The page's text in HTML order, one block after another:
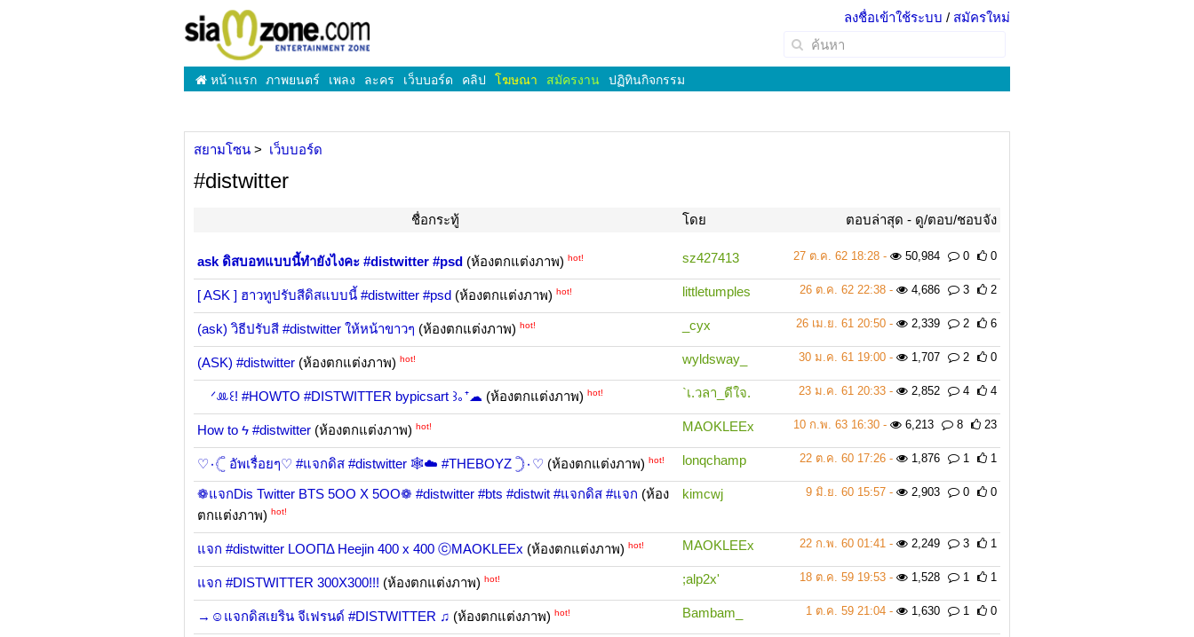
ลงชื่อเข้าใช้ระบบ / สมัครใหม่
หน้าแรก ภาพยนตร์ เพลง ละคร เว็บบอร์ด คลิป โฆษณา สมัครงาน ปฏิทินกิจกรรม
สยามโซน เว็บบอร์ด
#distwitter
ชื่อกระทู้ โดย ตอบล่าสุด - ดู/ตอบ/ชอบจัง
ask ดิสบอทแบบนี้ทำยังไงคะ #distwitter #psd (ห้องตกแต่งภาพ) hot! sz427413 27 ต.ค. 62 18:28 - 50,984 0 0
[ ASK ] ฮาวทูปรับสีดิสแบบนี้ #distwitter #psd (ห้องตกแต่งภาพ) hot! littletumples 26 ต.ค. 62 22:38 - 4,686 3 2
(ask) วิธีปรับสี #distwitter ให้หน้าขาวๆ (ห้องตกแต่งภาพ) hot! _cyx 26 เม.ย. 61 20:50 - 2,339 2 6
(ASK) #distwitter (ห้องตกแต่งภาพ) hot! wyldsway_ 30 ม.ค. 61 19:00 - 1,707 2 0
⠀ ᐟꔛ꒰! #HOWTO #DISTWITTER bypicsart ꒱｡⁺☁ (ห้องตกแต่งภาพ) hot! `เ.วลา_ดีใจ. 23 ม.ค. 61 20:33 - 2,852 4 4
How to ϟ #distwitter (ห้องตกแต่งภาพ) hot! MAOKLEEx 10 ก.พ. 63 16:30 - 6,213 8 23
♡۰𓊆 อัพเรื่อยๆ♡ #แจกดิส #distwitter 🕸☁️ #THEBOYZ 𓊇۰♡ (ห้องตกแต่งภาพ) hot! lonqchamp 22 ต.ค. 60 17:26 - 1,876 1 1
❁แจกDis Twitter BTS 5OO X 5OO❁ #distwitter #bts #distwit #แจกดิส #แจก (ห้อง
ตกแต่งภาพ) hot!
kimcwj 9 มิ.ย. 60 15:57 - 2,903 0 0
แจก #distwitter LOOПΔ Heejin 400 x 400 ⓒMAOKLEEx (ห้องตกแต่งภาพ) hot! MAOKLEEx 22 ก.พ. 60 01:41 - 2,249 3 1
แจก #DISTWITTER 300X300!!! (ห้องตกแต่งภาพ) hot! ;alp2x' 18 ต.ค. 59 19:53 - 1,528 1 1
→☺แจกดิสเยริน จีเฟรนด์ #DISTWITTER ♫ (ห้องตกแต่งภาพ) hot! Bambam_ 1 ต.ค. 59 21:04 - 1,630 1 0